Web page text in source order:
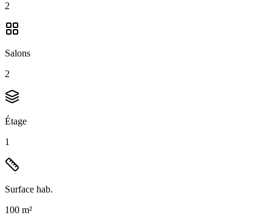
2
Salons
2
Étage
1
Surface hab.
100 m²